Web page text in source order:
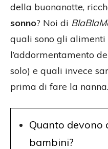
della buonanotte,
sonno? Noi di
quali sono gli alimenti
l’addormentamento
solo) e quali invece
prima di fare la nanna.
Quanto devono
bambini?